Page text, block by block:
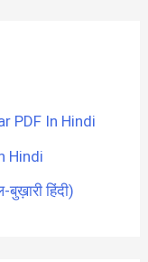
PDF In Hindi
Hindi
हिंदी)